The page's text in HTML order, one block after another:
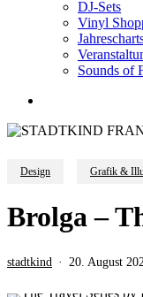
DJ-Sets
Vinyl
Sounds of
Design Grafik &
Brolga –
stadtkind 20. August